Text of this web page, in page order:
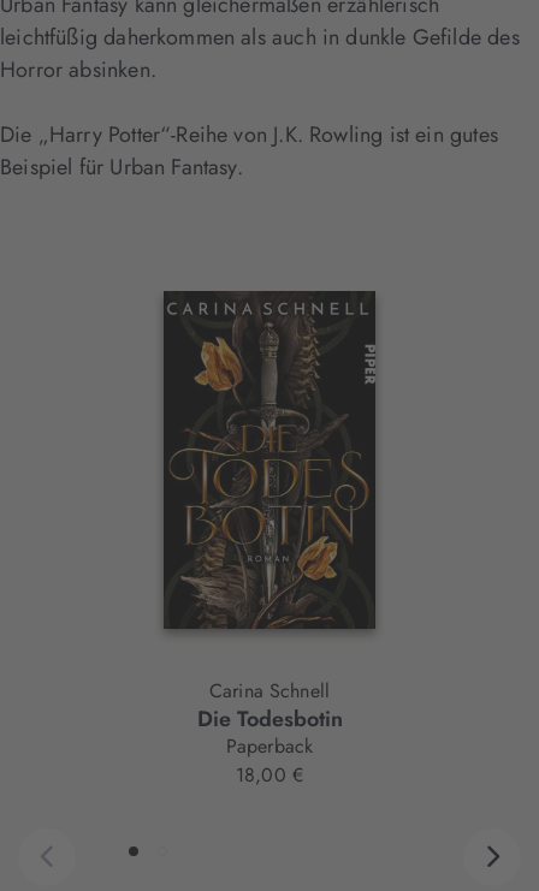
leichtfüßig daherkommen als auch in dunkle Gefilde des
Horror absinken.
Die „Harry Potter“-Reihe von J.K. Rowling ist ein gutes
Beispiel für Urban Fantasy.
Interaktives
Carina Schnell
Die Todesbotin
Paperback
18,00 €